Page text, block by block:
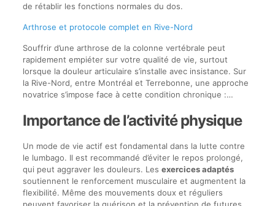
de rétablir les fonctions normales du dos.
Arthrose et protocole complet en Rive-Nord
Souffrir d’une arthrose de la colonne vertébrale peut
rapidement empiéter sur votre qualité de vie, surtout
lorsque la douleur articulaire s’installe avec insistance. Sur
la Rive-Nord, entre Montréal et Terrebonne, une approche
novatrice s’impose face à cette condition chronique :…
Importance de l’activité physique
Un mode de vie actif est fondamental dans la lutte contre
le lumbago. Il est recommandé d’éviter le repos prolongé,
qui peut aggraver les douleurs. Les exercices adaptés
soutiennent le renforcement musculaire et augmentent la
flexibilité. Même des mouvements doux et réguliers